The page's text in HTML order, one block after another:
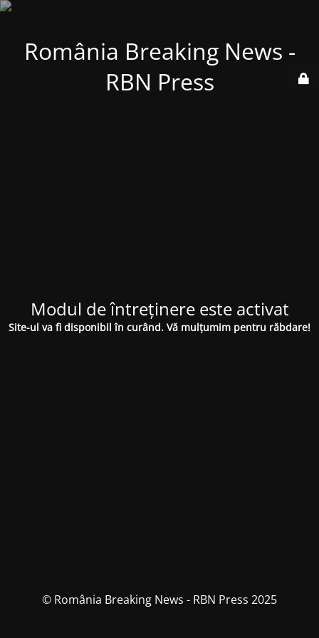
România Breaking News -
RBN Press
Modul de întreținere este activat
Site-ul va fi disponibil în curând. Vă mulțumim pentru răbdare!
© România Breaking News - RBN Press 2025